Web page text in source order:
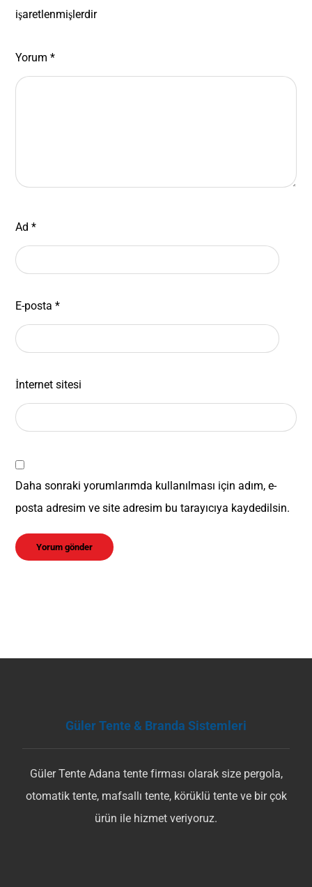
işaretlenmişlerdir
Yorum*
Ad*
E-posta*
İnternet sitesi
Daha sonraki yorumlarımda kullanılması için adım, e-
posta adresim ve site adresim bu tarayıcıya kaydedilsin.
Güler Tente & Branda Sistemleri
Güler Tente Adana tente firması olarak size pergola,
otomatik tente, mafsallı tente, körüklü tente ve bir çok
ürün ile hizmet veriyoruz.